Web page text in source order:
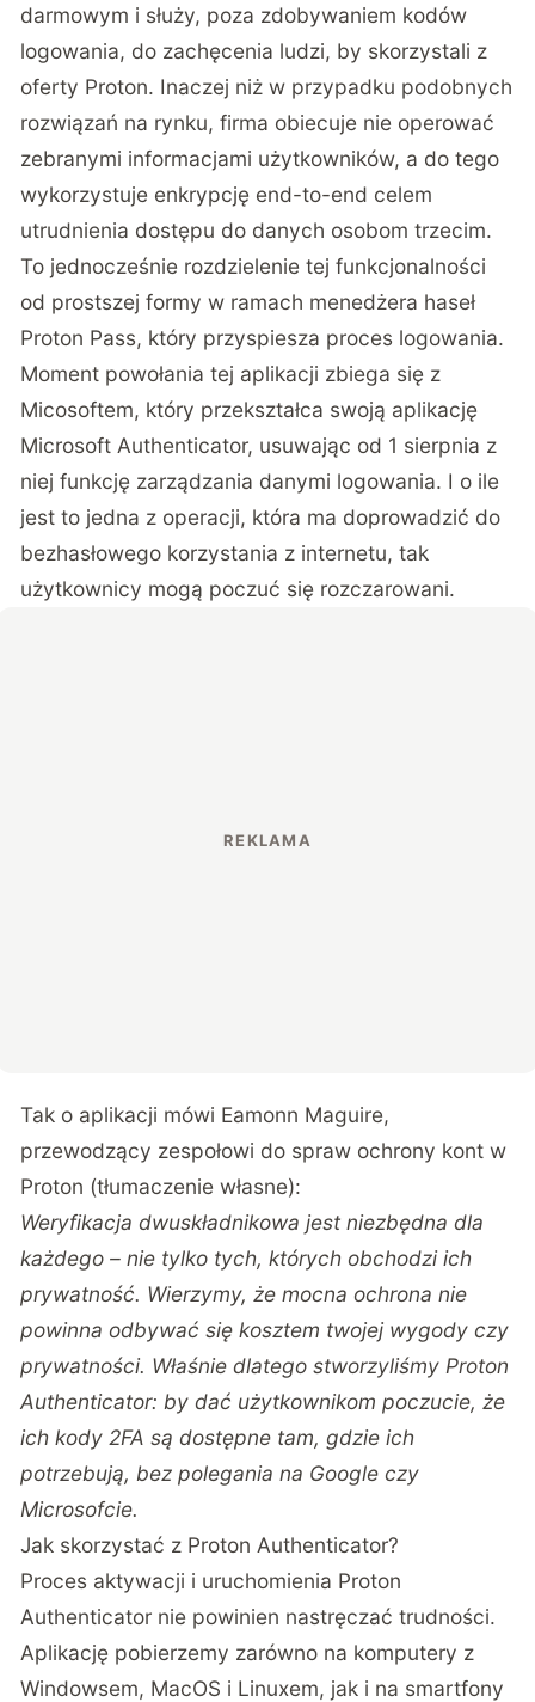
darmowym i służy, poza zdobywaniem kodów
logowania, do zachęcenia ludzi, by skorzystali z
oferty Proton. Inaczej niż w przypadku podobnych
rozwiązań na rynku, firma obiecuje nie operować
zebranymi informacjami użytkowników, a do tego
wykorzystuje enkrypcję end-to-end celem
utrudnienia dostępu do danych osobom trzecim.
To jednocześnie rozdzielenie tej funkcjonalności
od prostszej formy w ramach menedżera haseł
Proton Pass, który przyspiesza proces logowania.
Moment powołania tej aplikacji zbiega się z
Micosoftem, który przekształca swoją aplikację
Microsoft Authenticator, usuwając od 1 sierpnia z
niej funkcję zarządzania danymi logowania. I o ile
jest to jedna z operacji, która ma doprowadzić do
bezhasłowego korzystania z internetu, tak
użytkownicy mogą poczuć się rozczarowani.
Tak o aplikacji mówi Eamonn Maguire,
przewodzący zespołowi do spraw ochrony kont w
Proton (tłumaczenie własne):
Weryfikacja dwuskładnikowa jest niezbędna dla
każdego – nie tylko tych, których obchodzi ich
prywatność. Wierzymy, że mocna ochrona nie
powinna odbywać się kosztem twojej wygody czy
prywatności. Właśnie dlatego stworzyliśmy Proton
Authenticator: by dać użytkownikom poczucie, że
ich kody 2FA są dostępne tam, gdzie ich
potrzebują, bez polegania na Google czy
Microsofcie.
Jak skorzystać z Proton Authenticator?
Proces aktywacji i uruchomienia Proton
Authenticator nie powinien nastręczać trudności.
Aplikację pobierzemy zarówno na komputery z
Windowsem, MacOS i Linuxem, jak i na smartfony